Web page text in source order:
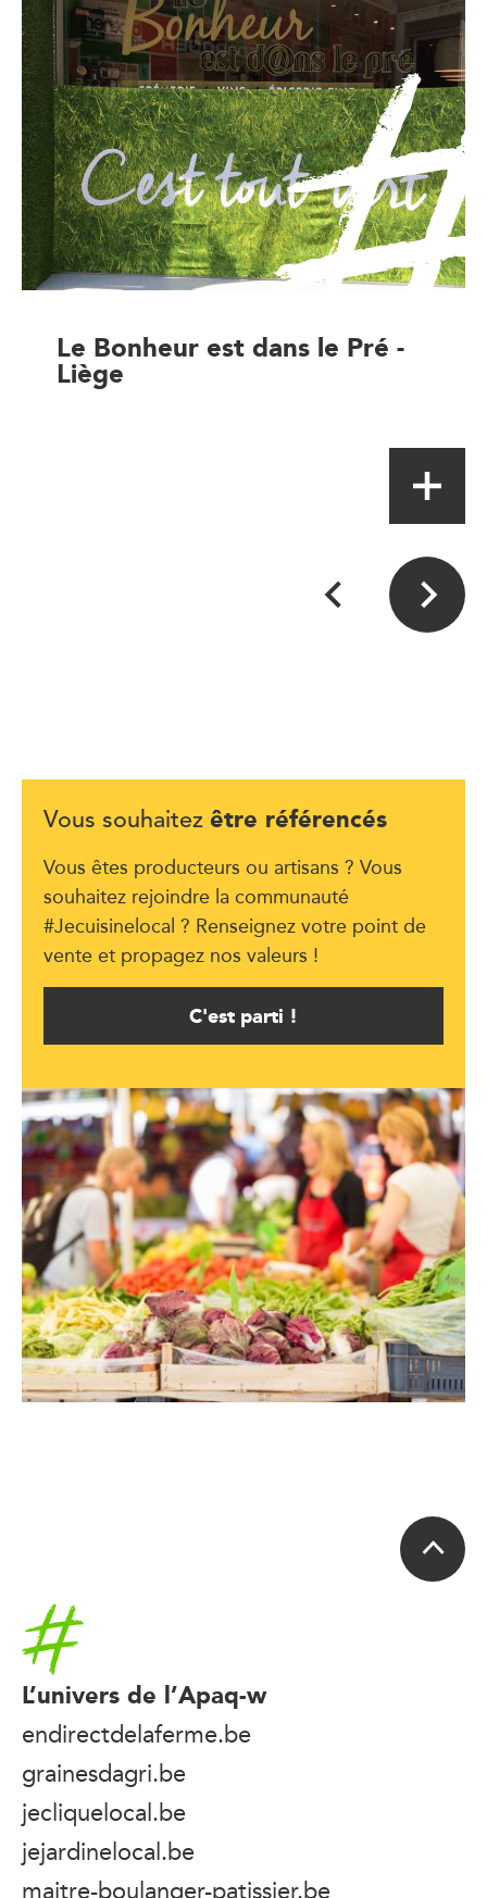
Le Bonheur est dans le Pré -
Liège
Vous souhaitez être référencés
Vous êtes producteurs ou artisans ? Vous
souhaitez rejoindre la communauté
#Jecuisinelocal ? Renseignez votre point de
vente et propagez nos valeurs !
C'est parti !
Accueil
L’univers de l’Apaq-w
endirectdelaferme.be
grainesdagri.be
jecliquelocal.be
jejardinelocal.be
maitre-boulanger-patissier.be